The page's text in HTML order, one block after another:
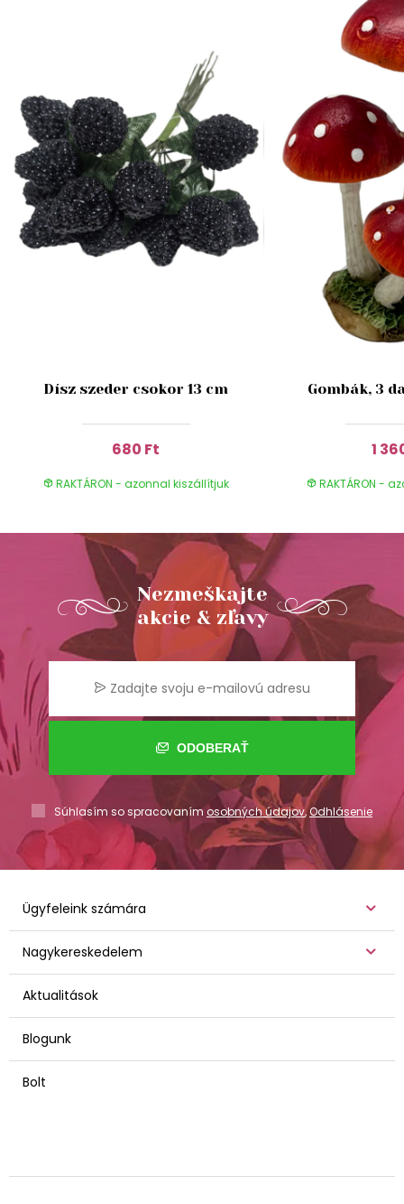
Dísz szeder csokor 13 cm
680 Ft
RAKTÁRON - azonnal kiszállítjuk
Gombák, 3
1
RAKTÁRON -
Nezmeškajte
akcie & zľavy
ODOBERAŤ
Súhlasím so spracovaním osobných údajov,Odhlásenie
Ügyfeleink számára
Nagykereskedelem
Aktualitások
Blogunk
Bolt